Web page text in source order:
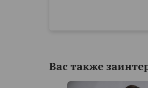
Вас также